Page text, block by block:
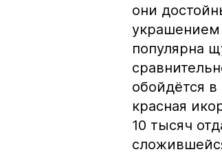
они
украшением
популярна
обойдётся
красная
10 тысяч